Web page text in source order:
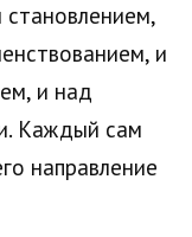
и
и над
Каждый сам
направление